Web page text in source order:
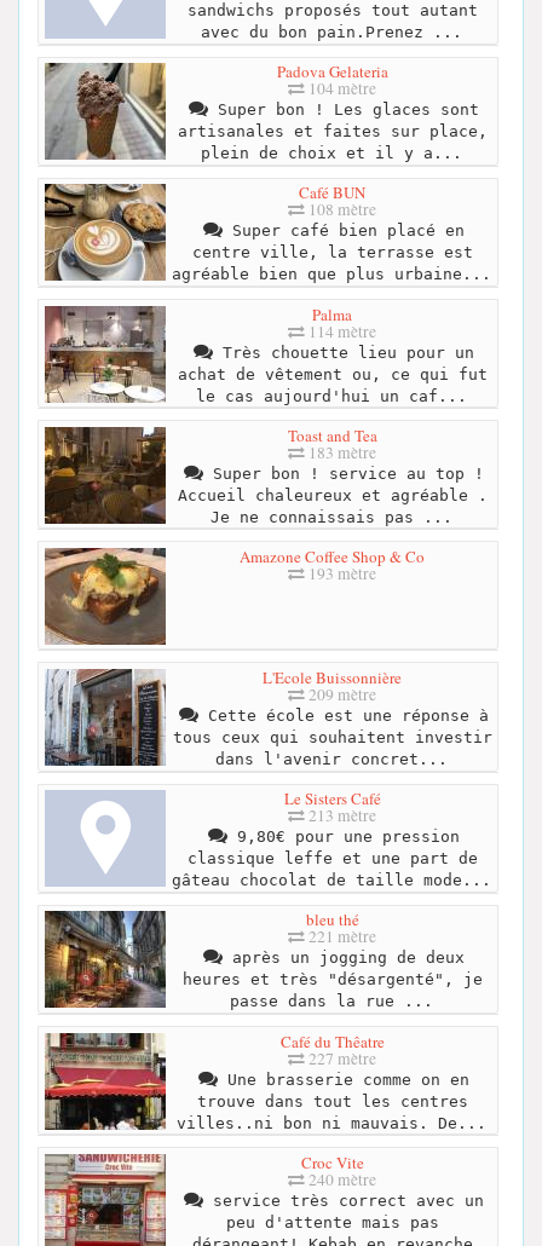
sandwichs proposés tout autant
avec du bon pain.Prenez ...
Padova Gelateria
104 mètre
Super bon ! Les glaces sont
artisanales et faites sur place,
plein de choix et il y a...
Café BUN
108 mètre
Super café bien placé en
centre ville, la terrasse est
agréable bien que plus urbaine...
Palma
114 mètre
Très chouette lieu pour un
achat de vêtement ou, ce qui fut
le cas aujourd'hui un caf...
Toast and Tea
183 mètre
Super bon ! service au top !
Accueil chaleureux et agréable .
Je ne connaissais pas ...
Amazone Coffee Shop & Co
193 mètre
L'Ecole Buissonnière
209 mètre
Cette école est une réponse à
tous ceux qui souhaitent investir
dans l'avenir concret...
Le Sisters Café
213 mètre
9,80€ pour une pression
classique leffe et une part de
gâteau chocolat de taille mode...
bleu thé
221 mètre
après un jogging de deux
heures et très "désargenté", je
passe dans la rue ...
Café du Thêatre
227 mètre
Une brasserie comme on en
trouve dans tout les centres
villes..ni bon ni mauvais. De...
Croc Vite
240 mètre
service très correct avec un
peu d'attente mais pas